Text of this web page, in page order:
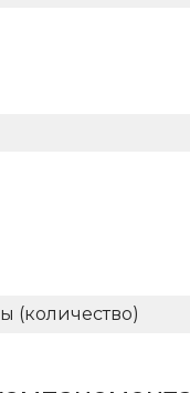
(количество)